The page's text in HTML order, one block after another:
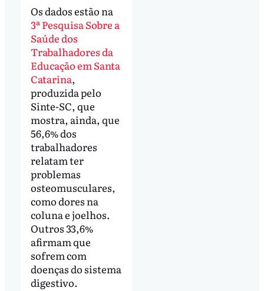
Os dados estão na
3ª Pesquisa Sobre a
Saúde dos
Trabalhadores da
Educação em Santa
Catarina,
produzida pelo
Sinte-SC, que
mostra, ainda, que
56,6% dos
trabalhadores
relatam ter
problemas
osteomusculares,
como dores na
coluna e joelhos.
Outros 33,6%
afirmam que
sofrem com
doenças do sistema
digestivo.